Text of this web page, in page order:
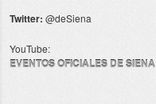
Twitter: @deSiena
YouTube:
EVENTOS OFICIALES DE SIENA